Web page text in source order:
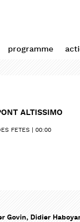
programme
ALTISSIMO
FETES 00:00
Didier